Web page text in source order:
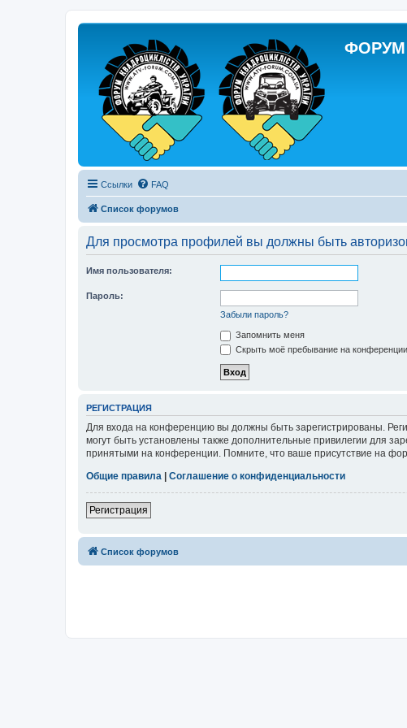
ФОРУМ
Ссылки FAQ
Список форумов
Для просмотра профилей вы должны быть
Имя пользователя:
Пароль:
Забыли пароль?
Запомнить меня
Скрыть моё пребывание на конференции
РЕГИСТРАЦИЯ
Для входа на конференцию вы должны быть зарегистрированы.
могут быть установлены также дополнительные привилегии для
принятыми на конференции. Помните, что ваше присутствие на
Общие правила | Соглашение о конфиденциальности
Регистрация
Список форумов